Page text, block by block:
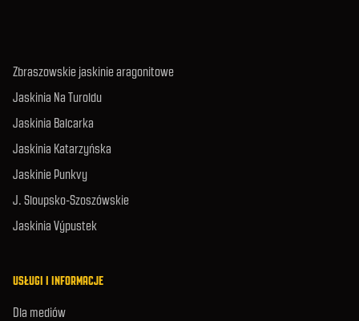
Zbraszowskie jaskinie aragonitowe
Jaskinia Na Turoldu
Jaskinia Balcarka
Jaskinia Katarzyńska
Jaskinie Punkvy
J. Sloupsko-Szoszówskie
Jaskinia Výpustek
USŁUGI I INFORMACJE
Dla mediów